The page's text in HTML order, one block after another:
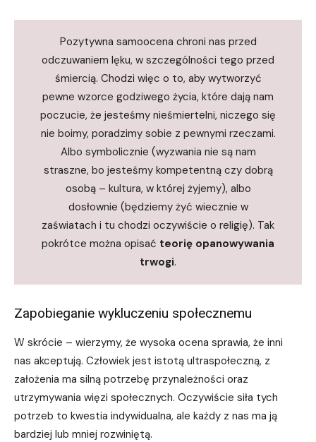
Pozytywna samoocena chroni nas przed
odczuwaniem lęku, w szczególności tego przed
śmiercią. Chodzi więc o to, aby wytworzyć
pewne wzorce godziwego życia, które dają nam
poczucie, że jesteśmy nieśmiertelni, niczego się
nie boimy, poradzimy sobie z pewnymi rzeczami.
Albo symbolicznie (wyzwania nie są nam
straszne, bo jesteśmy kompetentną czy dobrą
osobą – kultura, w której żyjemy), albo
dosłownie (będziemy żyć wiecznie w
zaświatach i tu chodzi oczywiście o religię). Tak
pokrótce można opisać teorię opanowywania
trwogi.
Zapobieganie wykluczeniu społecznemu
W skrócie – wierzymy, że wysoka ocena sprawia, że inni
nas akceptują. Człowiek jest istotą ultraspołeczną, z
założenia ma silną potrzebę przynależności oraz
utrzymywania więzi społecznych. Oczywiście siła tych
potrzeb to kwestia indywidualna, ale każdy z nas ma ją
bardziej lub mniej rozwiniętą.